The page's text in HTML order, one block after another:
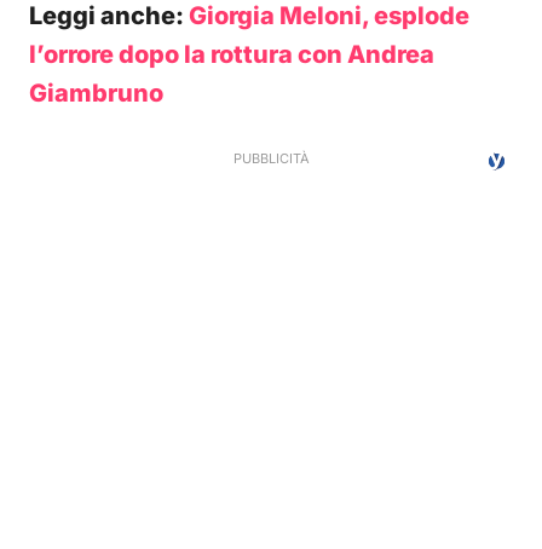
Leggi anche: Giorgia Meloni, esplode
l’orrore dopo la rottura con Andrea
Giambruno